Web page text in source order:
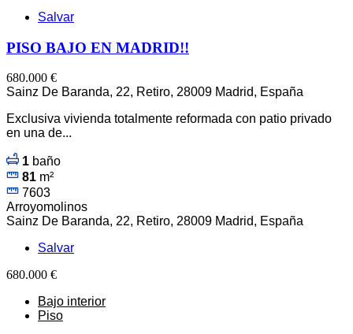
Salvar
PISO BAJO EN MADRID!!
680.000 €
Sainz De Baranda, 22, Retiro, 28009 Madrid, España
Exclusiva vivienda totalmente reformada con patio privado
en una de...
1 baño
81 m²
7603
Arroyomolinos
Sainz De Baranda, 22, Retiro, 28009 Madrid, España
Salvar
680.000 €
Bajo interior
Piso